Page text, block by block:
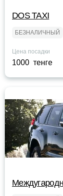
DOS TAXI
БЕЗНАЛИЧНЫЙ
Цена посадки
1000 тенге